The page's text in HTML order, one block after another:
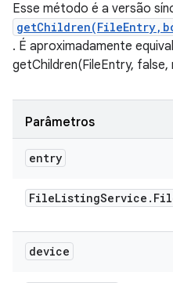
Esse método é a versão
. É aproximadamente
getChildren(FileEntry, false,
Parâmetros
entry
FileListingService .
device